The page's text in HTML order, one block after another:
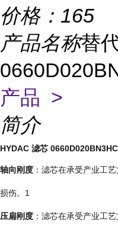
价格： 165
产品名称替
产品 >
简介
HYDAC 滤芯
轴向刚度 ：滤芯在承受产业工
损伤。1
压扁刚度 ：滤芯在承受产业工